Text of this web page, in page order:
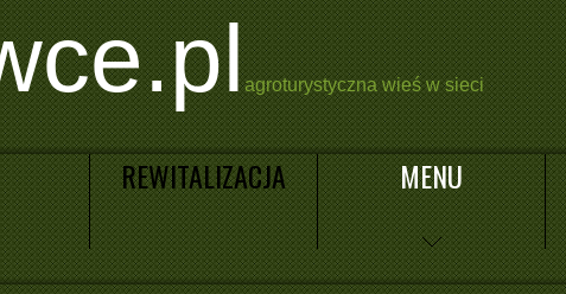
agroturystyczna wieś w sieci
REWITALIZACJA MENU